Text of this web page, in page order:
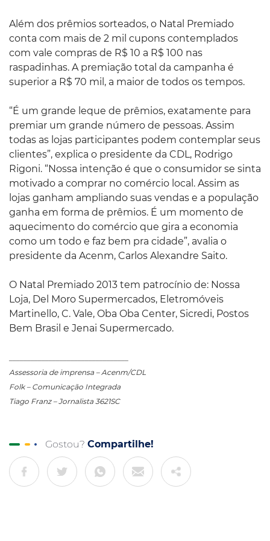
Além dos prêmios sorteados, o Natal Premiado
conta com mais de 2 mil cupons contemplados
com vale compras de R$ 10 a R$ 100 nas
raspadinhas. A premiação total da campanha é
superior a R$ 70 mil, a maior de todos os tempos.
“É um grande leque de prêmios, exatamente para
premiar um grande número de pessoas. Assim
todas as lojas participantes podem contemplar seus
clientes”, explica o presidente da CDL, Rodrigo
Rigoni. “Nossa intenção é que o consumidor se sinta
motivado a comprar no comércio local. Assim as
lojas ganham ampliando suas vendas e a população
ganha em forma de prêmios. É um momento de
aquecimento do comércio que gira a economia
como um todo e faz bem pra cidade”, avalia o
presidente da Acenm, Carlos Alexandre Saito.
O Natal Premiado 2013 tem patrocínio de: Nossa
Loja, Del Moro Supermercados, Eletromóveis
Martinello, C. Vale, Oba Oba Center, Sicredi, Postos
Bem Brasil e Jenai Supermercado.
Assessoria de imprensa – Acenm/CDL
Folk – Comunicação Integrada
Tiago Franz – Jornalista 3621SC
Gostou? Compartilhe!